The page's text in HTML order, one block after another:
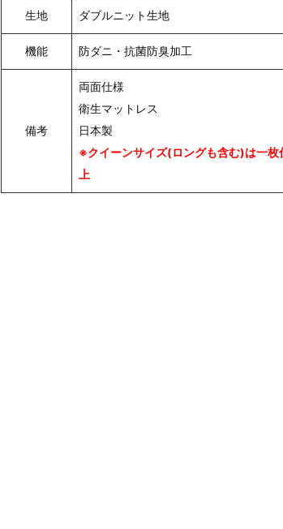
生地 ダブルニット生地
機能 防ダニ・抗菌防臭加工
備考
両面仕様
衛生マットレス
日本製
※クイーンサイズ(ロングも含む)は一枚
上